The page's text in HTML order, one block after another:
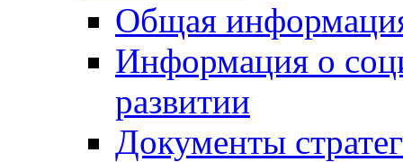
Общая
Информация о
развитии
Документы